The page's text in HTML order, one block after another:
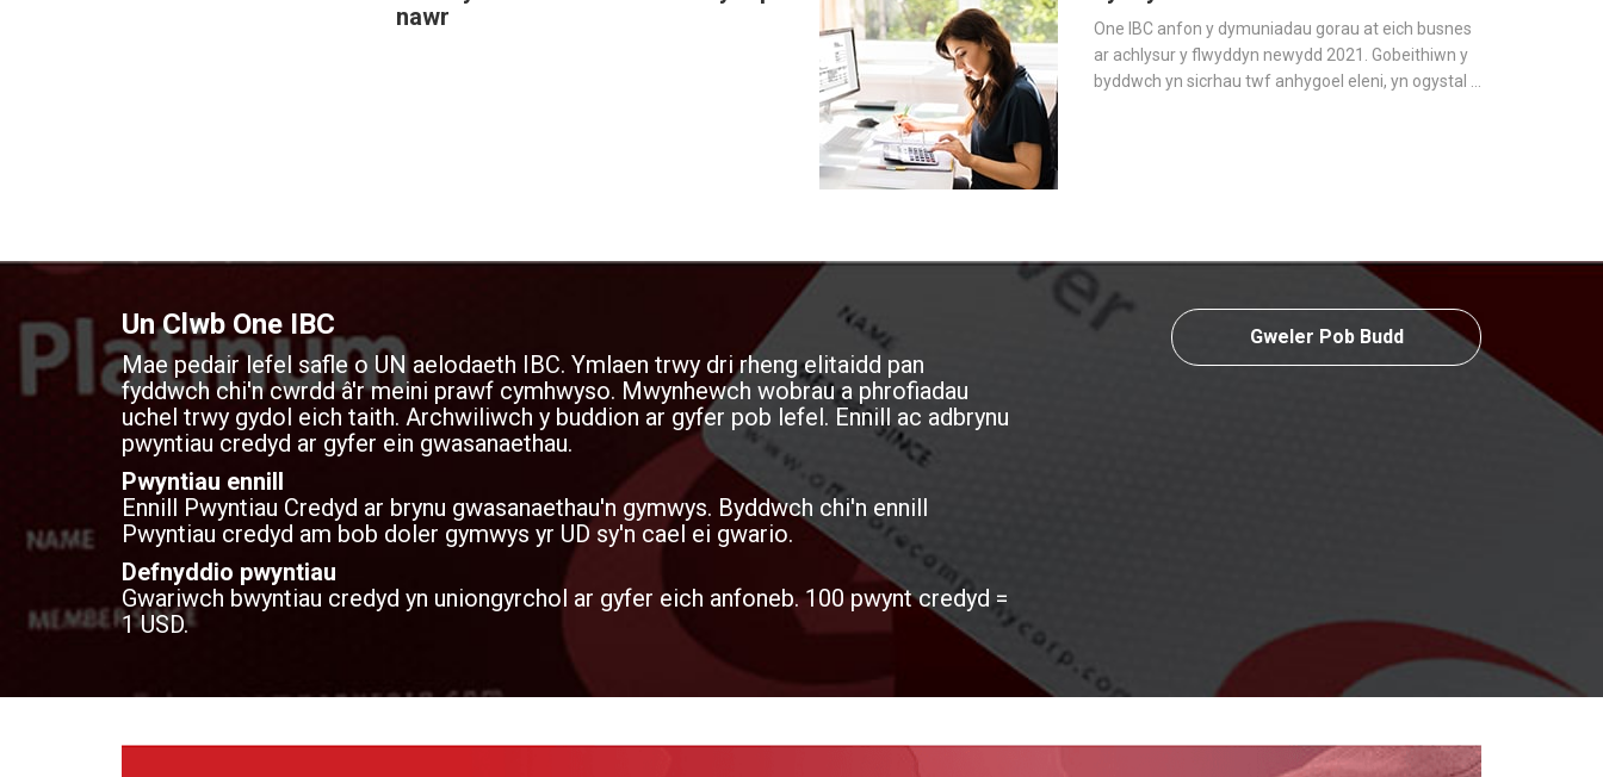
nawr
One IBC anfon y dymuniadau gorau at eich busnes
ar achlysur y flwyddyn newydd 2021. Gobeithiwn y
byddwch yn sicrhau twf anhygoel eleni, yn ogystal â
Un Clwb One IBC
Mae pedair lefel safle o UN aelodaeth IBC. Ymlaen trwy dri rheng elitaidd pan
fyddwch chi'n cwrdd â'r meini prawf cymhwyso. Mwynhewch wobrau a phrofiadau
uchel trwy gydol eich taith. Archwiliwch y buddion ar gyfer pob lefel. Ennill ac adbrynu
pwyntiau credyd ar gyfer ein gwasanaethau.
Pwyntiau ennill
Ennill Pwyntiau Credyd ar brynu gwasanaethau'n gymwys. Byddwch chi'n ennill
Pwyntiau credyd am bob doler gymwys yr UD sy'n cael ei gwario.
Defnyddio pwyntiau
Gwariwch bwyntiau credyd yn uniongyrchol ar gyfer eich anfoneb. 100 pwynt credyd =
1 USD.
Gweler Pob Budd